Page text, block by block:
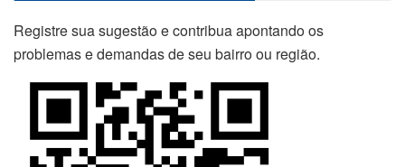
Registre sua sugestão e contribua apontando os
problemas e demandas de seu bairro ou região.